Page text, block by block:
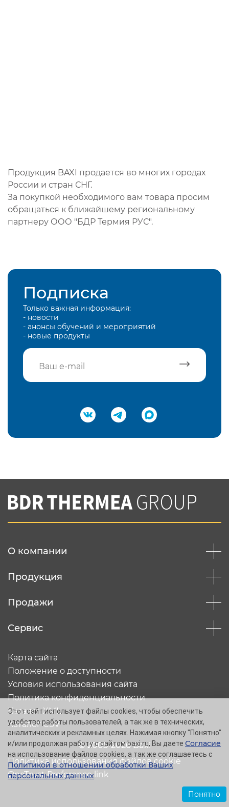
Продукция BAXI продается во многих городах
России и стран СНГ.
За покупкой необходимого вам товара просим
обращаться к ближайшему региональному
партнеру ООО "БДР Термия РУС".
Подписка
Только важная информация:
- новости
- анонсы обучений и мероприятий
- новые продукты
Подтвердить e-mail
Вы соглашаетесь с нашей политикой
конфеденциальности
О компании
Продукция
Продажи
Сервис
© 2005-2026 Baxi
Карта сайта
Положение о доступности
Условия использования сайта
Политика конфиденциальности
Каталог XML
Каталог CSV
Политика использования файлов cookie
OneTrust Preference link
Этот сайт использует файлы cookies, чтобы обеспечить
удобство работы пользователей, а так же в технических,
аналитических и рекламных целях. Нажимая кнопку "Понятно"
и/или продолжая работу с сайтом baxi.ru, Вы даете Согласие
на использование файлов cookies, а так же соглашаетесь с
Политикой в отношении обработки Ваших
персональных данных.
Понятно